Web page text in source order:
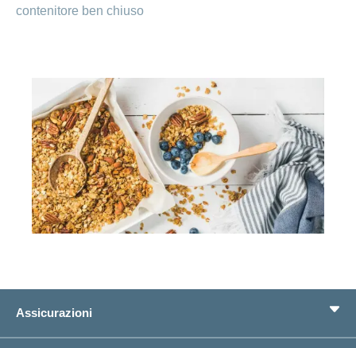
contenitore ben chiuso
Assicurazioni